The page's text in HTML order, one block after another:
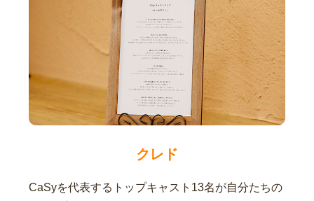
クレド
CaSyを代表するトップキャスト13名が自分たちの